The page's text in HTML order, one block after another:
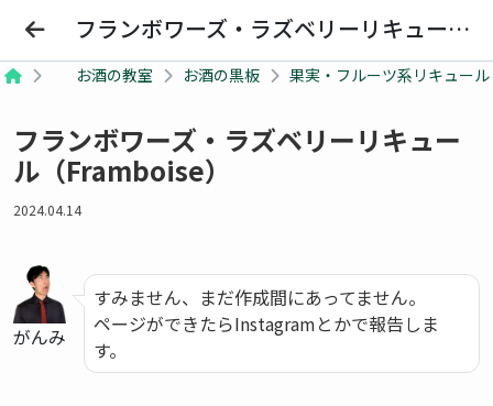
フランボワーズ・ラズベリーリキュール（Framboise）
お酒の教室 お酒の黒板 果実・フルーツ系リキュール
フランボワーズ・ラズベリーリキュー
ル（Framboise）
2024.04.14
がんみ
すみません、まだ作成間にあってません。
ページができたらInstagramとかで報告しま
す。
Bars Beginner
Barを探す
SCHOOL
COCKTAIL
おすすめカクテル